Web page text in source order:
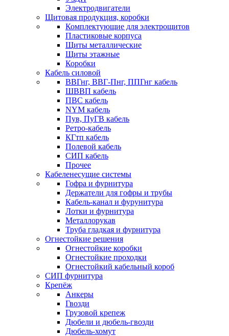
Электродвигатели
Щитовая продукция, коробки
Комплектующие для электрощитов
Пластиковые корпуса
Щиты металлические
Щиты этажные
Коробки
Кабель силовой
ВВГнг, ВВГ-Пнг, ППГнг кабель
ШВВП кабель
ПВС кабель
NYM кабель
Пув, ПуГВ кабель
Ретро-кабель
КГтп кабель
Полевой кабель
СИП кабель
Прочее
Кабеленесущие системы
Гофра и фурнитура
Держатели для гофры и трубы
Кабель-канал и фурунитура
Лотки и фурнитура
Металлорукав
Труба гладкая и фурнитура
Огнестойкие решения
Огнестойкие коробки
Огнестойкие проходки
Огнестойкий кабельный короб
СИП фурнитура
Крепёж
Анкеры
Гвозди
Грузовой крепеж
Дюбели и дюбель-гвозди
Дюбель-хомут